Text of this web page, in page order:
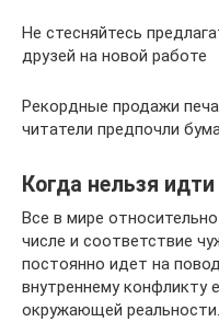
Не стесняйтесь
друзей на новой работе
Рекордные продажи
читатели предпочли
Когда нельзя
Все в мире
числе и соответствие
постоянно идет на
внутреннему конфликту
окружающей